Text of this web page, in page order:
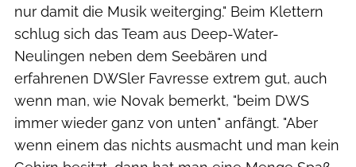
nur damit die Musik weiterging." Beim Klettern
schlug sich das Team aus Deep-Water-
Neulingen neben dem Seebären und
erfahrenen DWSler Favresse extrem gut, auch
wenn man, wie Novak bemerkt, "beim DWS
immer wieder ganz von unten" anfängt. "Aber
wenn einem das nichts ausmacht und man kein